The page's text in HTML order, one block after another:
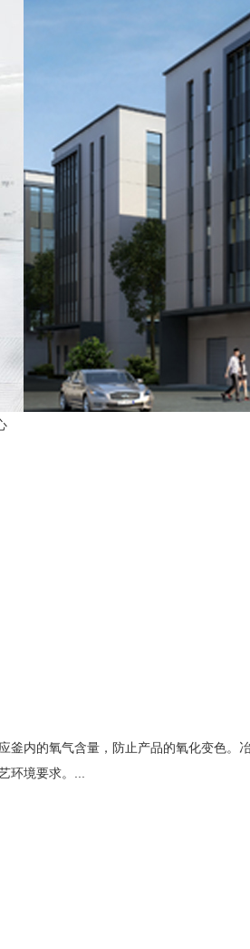
用在线移动式制氮机
内的氧气含量，防止产品的氧化变色。
环境要求。...